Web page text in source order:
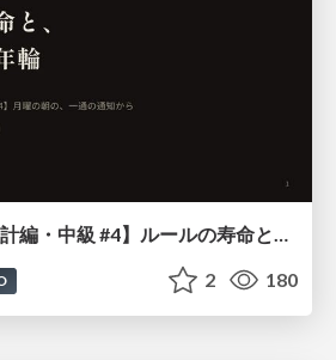
【やさしく解説 設計編・中級 #4】ルールの寿命と、システムの年輪
2 180